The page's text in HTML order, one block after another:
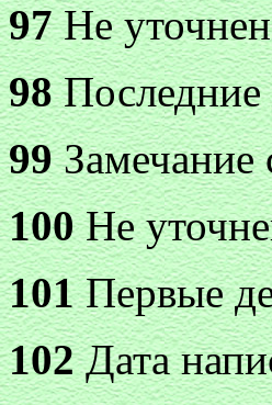
97Не
98Последние
99Замечание
100Не
101Первые
102Дата